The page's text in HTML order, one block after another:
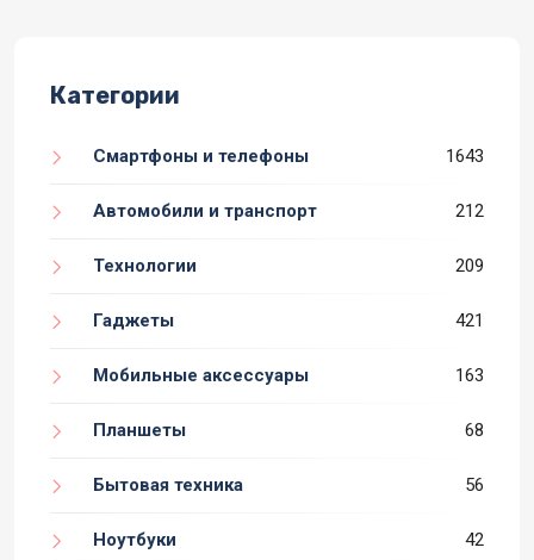
Категории
Смартфоны и телефоны 1643
Автомобили и транспорт 212
Технологии 209
Гаджеты 421
Мобильные аксессуары 163
Планшеты 68
Бытовая техника 56
Ноутбуки 42